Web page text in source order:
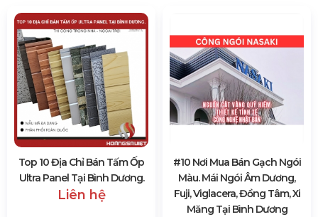
Top 10 Địa Chỉ Bán Tấm Ốp
Ultra Panel Tại Bình Dương.
Liên hệ
#10 Nơi Mua Bán Gạch Ngói
Màu. Mái Ngói Âm Dương,
Fuji, Viglacera, Đồng Tâm, Xi
Măng Tại Bình Dương